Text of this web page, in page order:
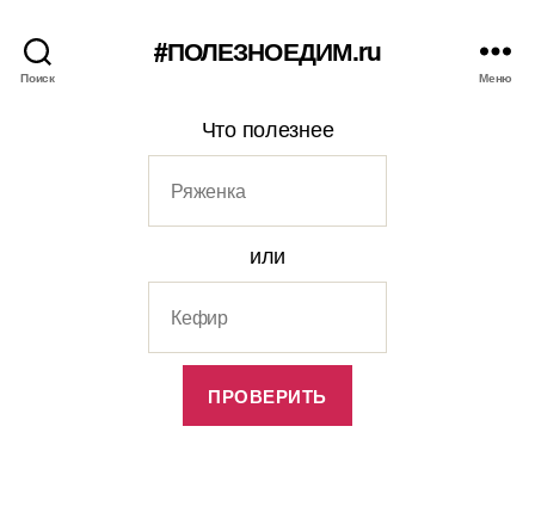
Поиск
#ПОЛЕЗНОЕДИМ.ru
Меню
Что полезнее
или